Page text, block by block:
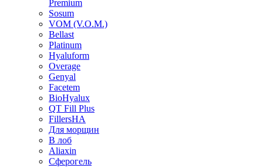
Premium
Sosum
VOM (V.O.M.)
Bellast
Platinum
Hyaluform
Overage
Genyal
Facetem
BioHyalux
QT Fill Plus
FillersHA
Для морщин
В лоб
Aliaxin
Сферогель